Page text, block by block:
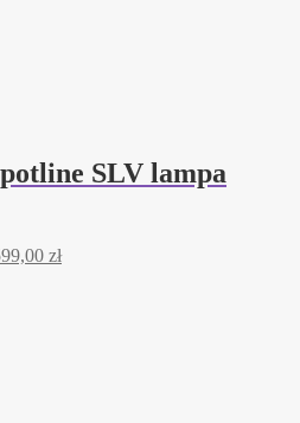
SLV lampa
złAktualna